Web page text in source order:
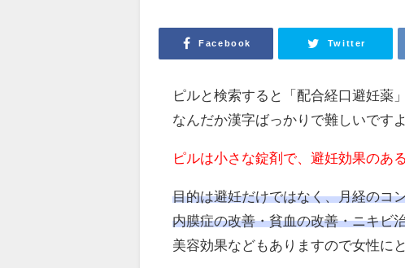
Facebook Twitter
ピルと検索すると「配合経口避妊薬
なんだか漢字ばっかりで難しいですよ
ピルは小さな錠剤で、避妊効果のあ
目的は避妊だけではなく、月経のコ
内膜症の改善・貧血の改善・ニキビ
美容効果などもありますので女性に